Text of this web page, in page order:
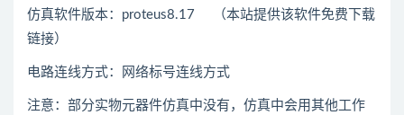
仿真软件版本：proteus8.17 （本站提供该软件免费下载
链接）
电路连线方式：网络标号连线方式
注意：部分实物元器件仿真中没有，仿真中会用其他工作